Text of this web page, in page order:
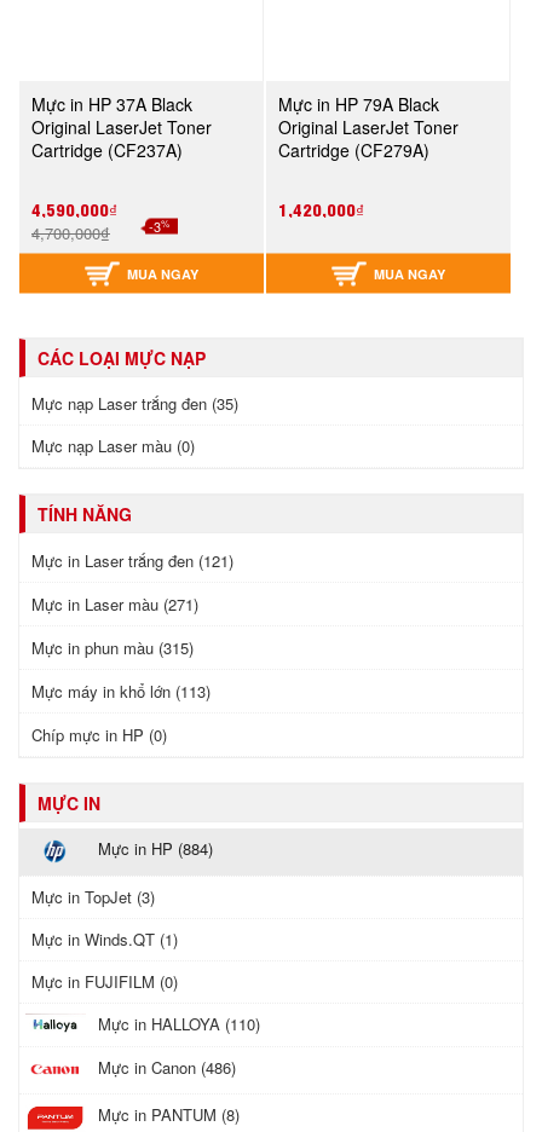
Mực in HP 37A Black
Original LaserJet Toner
Cartridge (CF237A)
4,590,000₫
4,700,000₫ -3%
MUA NGAY
Mực in HP 79A Black
Original LaserJet Toner
Cartridge (CF279A)
1,420,000₫
MUA NGAY
CÁC LOẠI MỰC NẠP
Mực nạp Laser trắng đen (35)
Mực nạp Laser màu (0)
TÍNH NĂNG
Mực in Laser trắng đen (121)
Mực in Laser màu (271)
Mực in phun màu (315)
Mực máy in khổ lớn (113)
Chíp mực in HP (0)
MỰC IN
Mực in HP (884)
Mực in TopJet (3)
Mực in Winds.QT (1)
Mực in FUJIFILM (0)
Mực in HALLOYA (110)
Mực in Canon (486)
Mực in PANTUM (8)